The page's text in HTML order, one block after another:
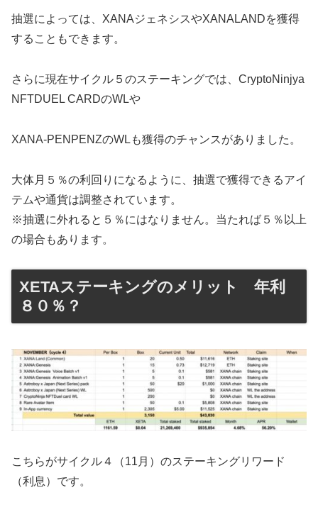
抽選によっては、XANAジェネシスやXANALANDを獲得
することもできます。
さらに現在サイクル５のステーキングでは、CryptoNinjya
NFTDUEL CARDのWLや
XANA‐PENPENZのWLも獲得のチャンスがありました。
大体月５％の利回りになるように、抽選で獲得できるアイ
テムや通貨は調整されています。
※抽選に外れると５％にはなりません。当たれば５％以上
の場合もあります。
XETAステーキングのメリット 年利
８０％？
こちらがサイクル４（11月）のステーキングリワード
（利息）です。